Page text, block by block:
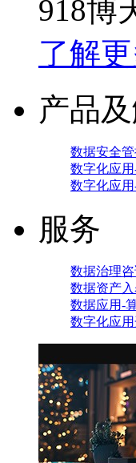
918博
了解
产品
数据安全
数字化应
数字化应用
服务
数据治理
数据资产入
数据应用-
数字化应